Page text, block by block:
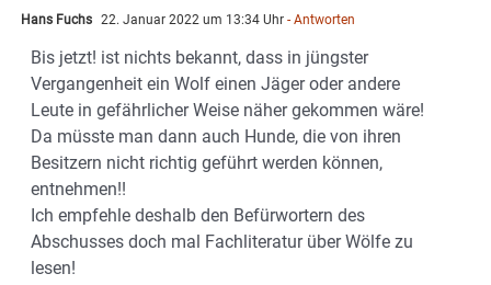
Hans Fuchs 22. Januar 2022 um 13:34 Uhr - Antworten
Bis jetzt! ist nichts bekannt, dass in jüngster
Vergangenheit ein Wolf einen Jäger oder andere
Leute in gefährlicher Weise näher gekommen wäre!
Da müsste man dann auch Hunde, die von ihren
Besitzern nicht richtig geführt werden können,
entnehmen!!
Ich empfehle deshalb den Befürwortern des
Abschusses doch mal Fachliteratur über Wölfe zu
lesen!